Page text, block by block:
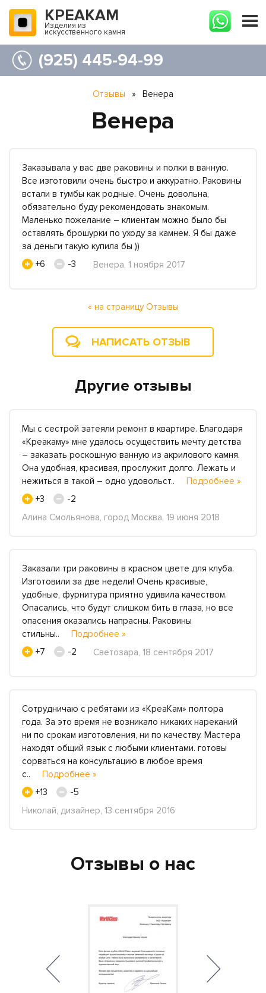
КРЕАКАМ
Изделия из
искусственного камня
(925) 445-94-99
Отзывы » Венера
Венера
Заказывала у вас две раковины и полки в ванную.
Все изготовили очень быстро и аккуратно. Раковины
встали в тумбы как родные. Очень довольна,
обязательно буду рекомендовать знакомым.
Маленько пожелание – клиентам можно было бы
оставлять брошурки по уходу за камнем. Я бы даже
за деньги такую купила бы ))
+6
-3 Венера, 1 ноября 2017
« на страницу Отзывы
НАПИСАТЬ ОТЗЫВ
Другие отзывы
Мы с сестрой затеяли ремонт в квартире. Благодаря
«Креакаму» мне удалось осуществить мечту детства
– заказать роскошную ванную из акрилового камня.
Она удобная, красивая, прослужит долго. Лежать и
нежиться в такой – одно удовольст.. Подробнее »
+3
-2
Алина Смольянова, город Москва, 19 июня 2018
Заказали три раковины в красном цвете для клуба.
Изготовили за две недели! Очень красивые,
удобные, фурнитура приятно удивила качеством.
Опасались, что будут слишком бить в глаза, но все
опасения оказались напрасны. Раковины
стильны.. Подробнее »
+7
-2 Светозара, 18 сентября 2017
Сотрудничаю с ребятами из «КреаКам» полтора
года. За это время не возникало никаких нареканий
ни по срокам изготовления, ни по качеству. Мастера
находят общий язык с любыми клиентами. готовы
сорваться на консультацию в любое время
с.. Подробнее »
+13
-5
Николай, дизайнер, 13 сентября 2016
Отзывы о нас